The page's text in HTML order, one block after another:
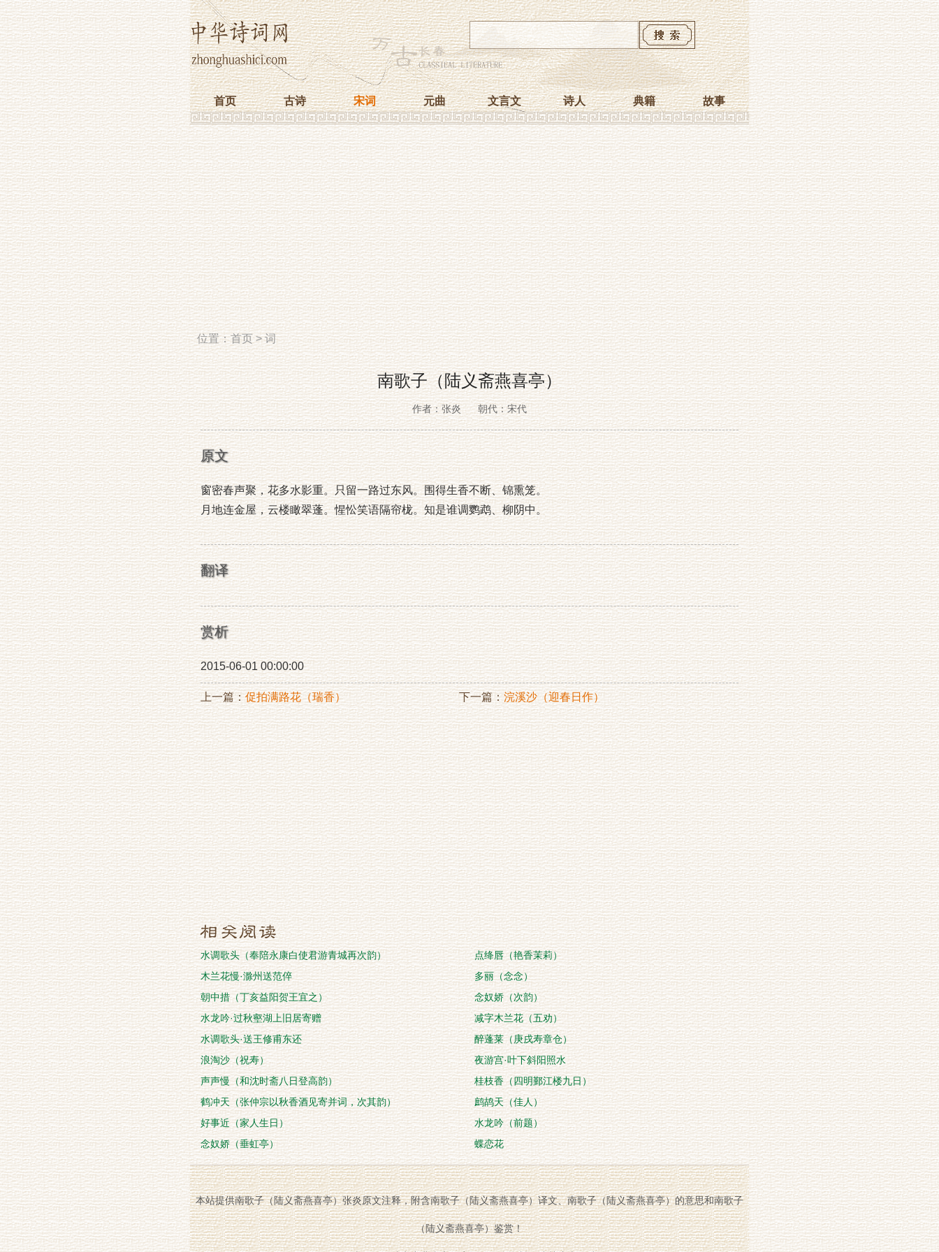
首页 古诗 宋词 元曲 文言文 诗人 典籍 故事
位置：首页>词
南歌子（陆义斋燕喜亭）
作者：张炎 朝代：宋代
原文
窗密春声聚，花多水影重。只留一路过东风。围得生香不断、锦熏笼。
月地连金屋，云楼瞰翠蓬。惺忪笑语隔帘栊。知是谁调鹦鹉、柳阴中。
翻译
赏析
2015-06-01 00:00:00
上一篇：促拍满路花（瑞香） 下一篇：浣溪沙（迎春日作）
水调歌头（奉陪永康白使君游青城再次韵）
点绛唇（艳香茉莉）
木兰花慢·滁州送范倅
多丽（念念）
朝中措（丁亥益阳贺王宜之）
念奴娇（次韵）
水龙吟·过秋壑湖上旧居寄赠
减字木兰花（五劝）
水调歌头·送王修甫东还
醉蓬莱（庚戌寿章仓）
浪淘沙（祝寿）
夜游宫·叶下斜阳照水
声声慢（和沈时斋八日登高韵）
桂枝香（四明鄞江楼九日）
鹤冲天（张仲宗以秋香酒见寄并词，次其韵）
鹧鸪天（佳人）
好事近（家人生日）
水龙吟（前题）
念奴娇（垂虹亭）
蝶恋花
本站提供南歌子（陆义斋燕喜亭）张炎原文注释，附含南歌子（陆义斋燕喜亭）译文、南歌子（陆义斋燕喜亭）的意思和南歌子
（陆义斋燕喜亭）鉴赏！